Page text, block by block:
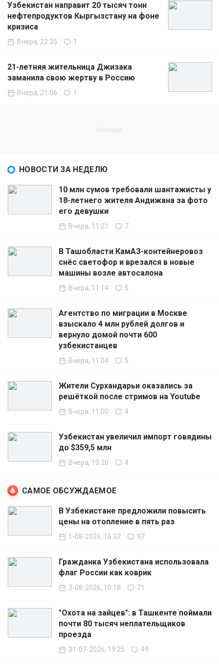
Узбекистан направит 20 тысяч тонн
нефтепродуктов Кыргызстану на фоне
кризиса
Вчера, 22:35 1
21-летняя жительница Джизака
заманила свою жертву в Россию
Вчера, 21:06 1
НОВОСТИ ЗА НЕДЕЛЮ
10 млн сумов требовали шантажисты у
18-летнего жителя Андижана за фото
его девушки
Вчера, 11:21 7
В Ташобласти КамАЗ-контейнеровоз
снёс светофор и врезался в новые
машины возле автосалона
Вчера, 11:14 5
Агентство по миграции в Москве
взыскало 4 млн рублей долгов и
вернуло домой почти 600
узбекистанцев
Вчера, 11:04 5
Жители Сурхандарьи оказались за
решёткой после стримов на Youtube
Вчера, 11:00 4
Узбекистан увеличил импорт говядины
до $359,5 млн
Вчера, 10:20 4
САМОЕ ОБСУЖДАЕМОЕ
В Узбекистане предложили повысить
цены на отопление в пять раз
1-08-2026, 16:37 97
Гражданка Узбекистана использовала
флаг России как коврик
3-08-2026, 10:18 71
"Охота на зайцев": в Ташкенте поймали
почти 80 тысяч неплательщиков
проезда
31-07-2026, 19:25 49